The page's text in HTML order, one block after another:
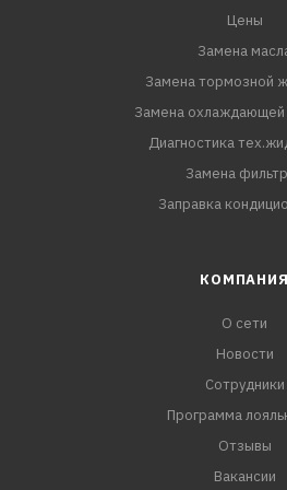
Цены
Замена
Замена тормозной
Замена охлаждающей
Диагностика
Замена
Заправка
КОМПАНИЯ
О сети
Новости
Сотрудники
Программа
Отзывы
Вакансии